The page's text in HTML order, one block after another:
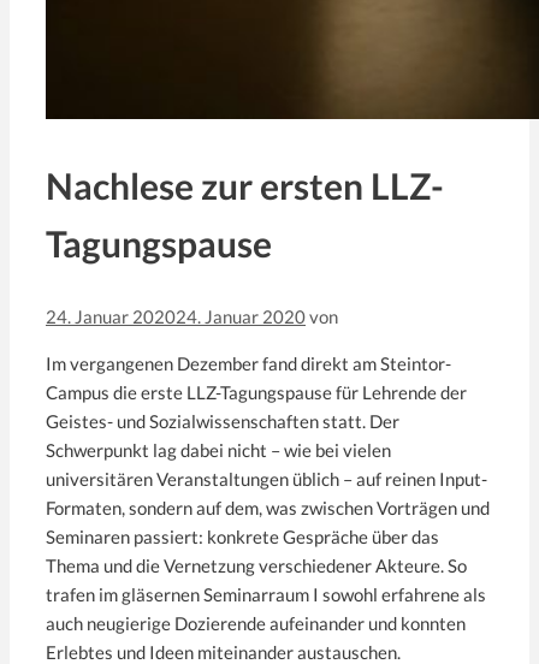
Nachlese zur ersten LLZ-
Tagungspause
24. Januar 202024. Januar 2020von
Im vergangenen Dezember fand direkt am Steintor-
Campus die erste LLZ-Tagungspause für Lehrende der
Geistes- und Sozialwissenschaften statt. Der
Schwerpunkt lag dabei nicht – wie bei vielen
universitären Veranstaltungen üblich – auf reinen Input-
Formaten, sondern auf dem, was zwischen Vorträgen und
Seminaren passiert: konkrete Gespräche über das
Thema und die Vernetzung verschiedener Akteure. So
trafen im gläsernen Seminarraum I sowohl erfahrene als
auch neugierige Dozierende aufeinander und konnten
Erlebtes und Ideen miteinander austauschen.